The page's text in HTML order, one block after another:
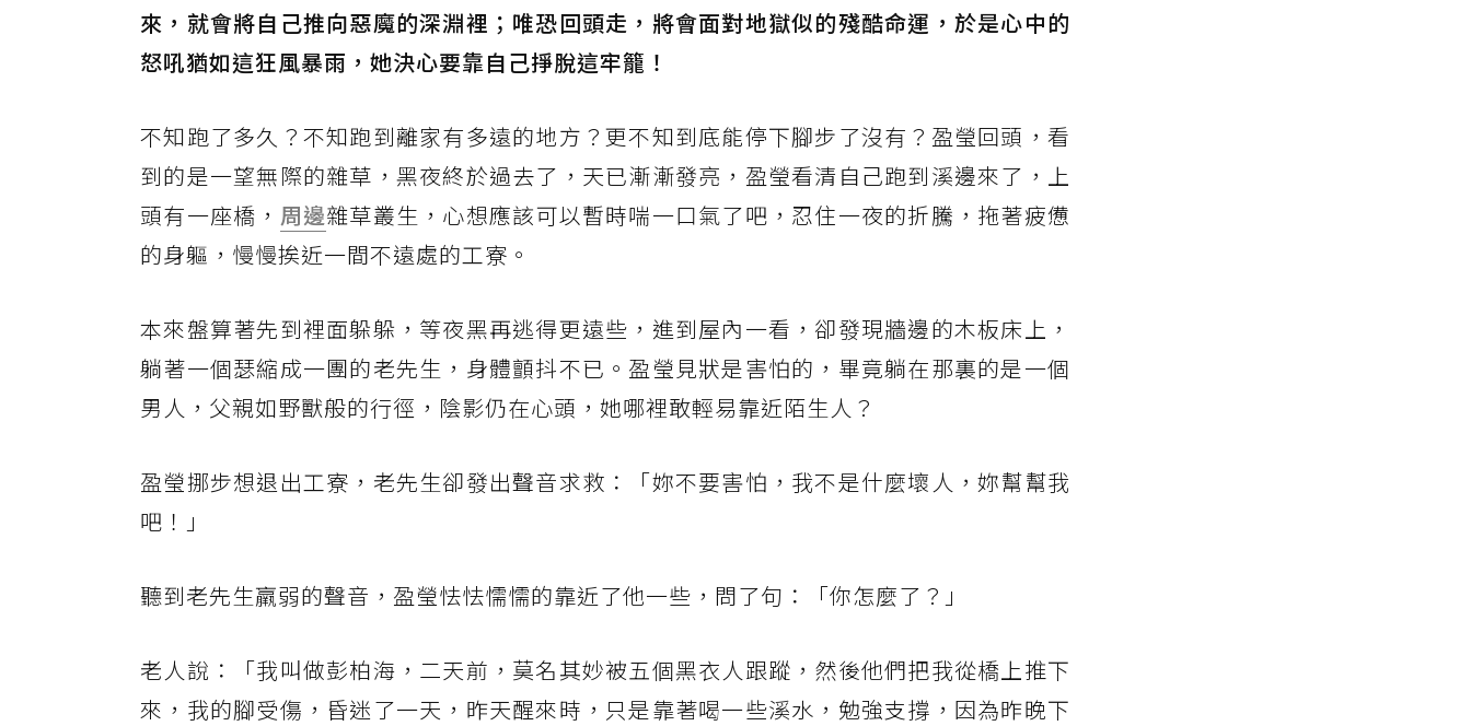
來，就會將自己推向惡魔的深淵裡；唯恐回頭走，將會面對地獄似的殘酷命運，於是心中的
怒吼猶如這狂風暴雨，她決心要靠自己掙脫這牢籠！
不知跑了多久？不知跑到離家有多遠的地方？更不知到底能停下腳步了沒有？盈瑩回頭，看
到的是一望無際的雜草，黑夜終於過去了，天已漸漸發亮，盈瑩看清自己跑到溪邊來了，上
頭有一座橋， 周邊雜草叢生，心想應該可以暫時喘一口氣了吧，忍住一夜的折騰，拖著疲憊
的身軀，慢慢挨近一間不遠處的工寮。
本來盤算著先到裡面躲躲，等夜黑再逃得更遠些，進到屋內一看，卻發現牆邊的木板床上，
躺著一個瑟縮成一團的老先生，身體顫抖不已。盈瑩見狀是害怕的，畢竟躺在那裏的是一個
男人，父親如野獸般的行徑，陰影仍在心頭，她哪裡敢輕易靠近陌生人？
盈瑩挪步想退出工寮，老先生卻發出聲音求救：「妳不要害怕，我不是什麼壞人，妳幫幫我
吧！」
聽到老先生羸弱的聲音，盈瑩怯怯懦懦的靠近了他一些，問了句：「你怎麼了？」
老人說：「我叫做彭柏海，二天前，莫名其妙被五個黑衣人跟蹤，然後他們把我從橋上推下
來，我的腳受傷，昏迷了一天，昨天醒來時，只是靠著喝一些溪水，勉強支撐，因為昨晚下